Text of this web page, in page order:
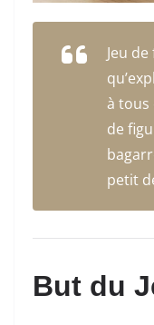
Jeu
à tous
de
petit
But du